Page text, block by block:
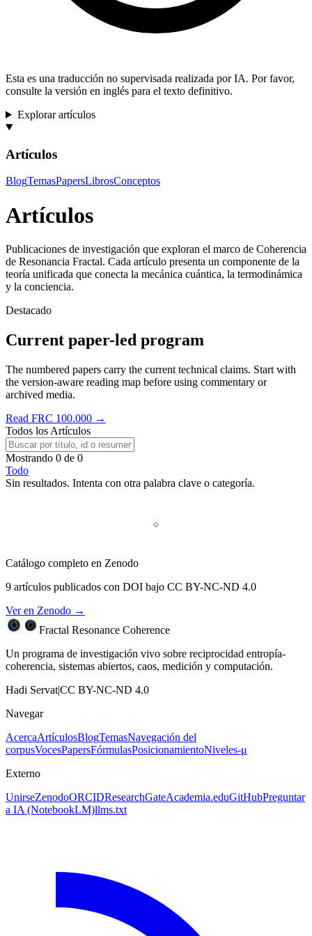
Esta es una traducción no supervisada realizada por IA. Por favor,
consulte la versión en inglés para el texto definitivo.
Explorar artículos
Artículos
BlogTemasPapersLibrosConceptos
Artículos
Publicaciones de investigación que exploran el marco de Coherencia
de Resonancia Fractal. Cada artículo presenta un componente de la
teoría unificada que conecta la mecánica cuántica, la termodinámica
y la conciencia.
Destacado
Current paper-led program
The numbered papers carry the current technical claims. Start with
the version-aware reading map before using commentary or
archived media.
Read FRC 100.000 →
Todos los Artículos
Mostrando 0 de 0
Todo
Sin resultados. Intenta con otra palabra clave o categoría.
Catálogo completo en Zenodo
9 artículos publicados con DOI bajo CC BY-NC-ND 4.0
Ver en Zenodo →
Fractal Resonance Coherence
Un programa de investigación vivo sobre reciprocidad entropía-
coherencia, sistemas abiertos, caos, medición y computación.
Hadi Servat|CC BY-NC-ND 4.0
Navegar
AcercaArtículosBlogTemasNavegación del
corpusVocesPapersFórmulasPosicionamientoNiveles-μ
Externo
UnirseZenodoORCIDResearchGateAcademia.eduGitHubPreguntar
a IA (NotebookLM)llms.txt